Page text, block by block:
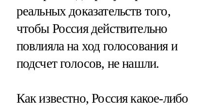
реальных доказательств того,
чтобы Россия действительно
повлияла на ход голосования и
подсчет голосов, не нашли.
Как известно, Россия какое-либо